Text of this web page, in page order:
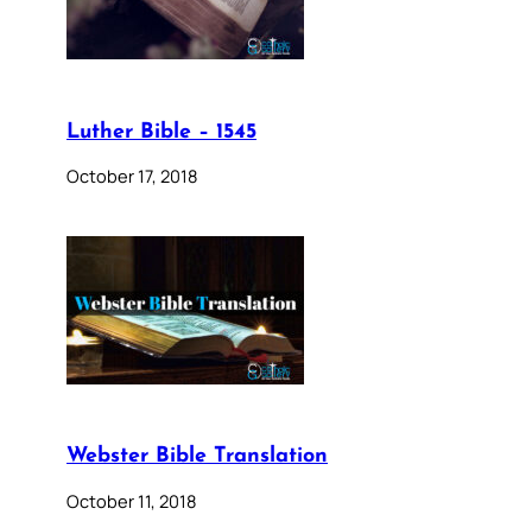
Luther Bible – 1545
October 17, 2018
Webster Bible Translation
October 11, 2018